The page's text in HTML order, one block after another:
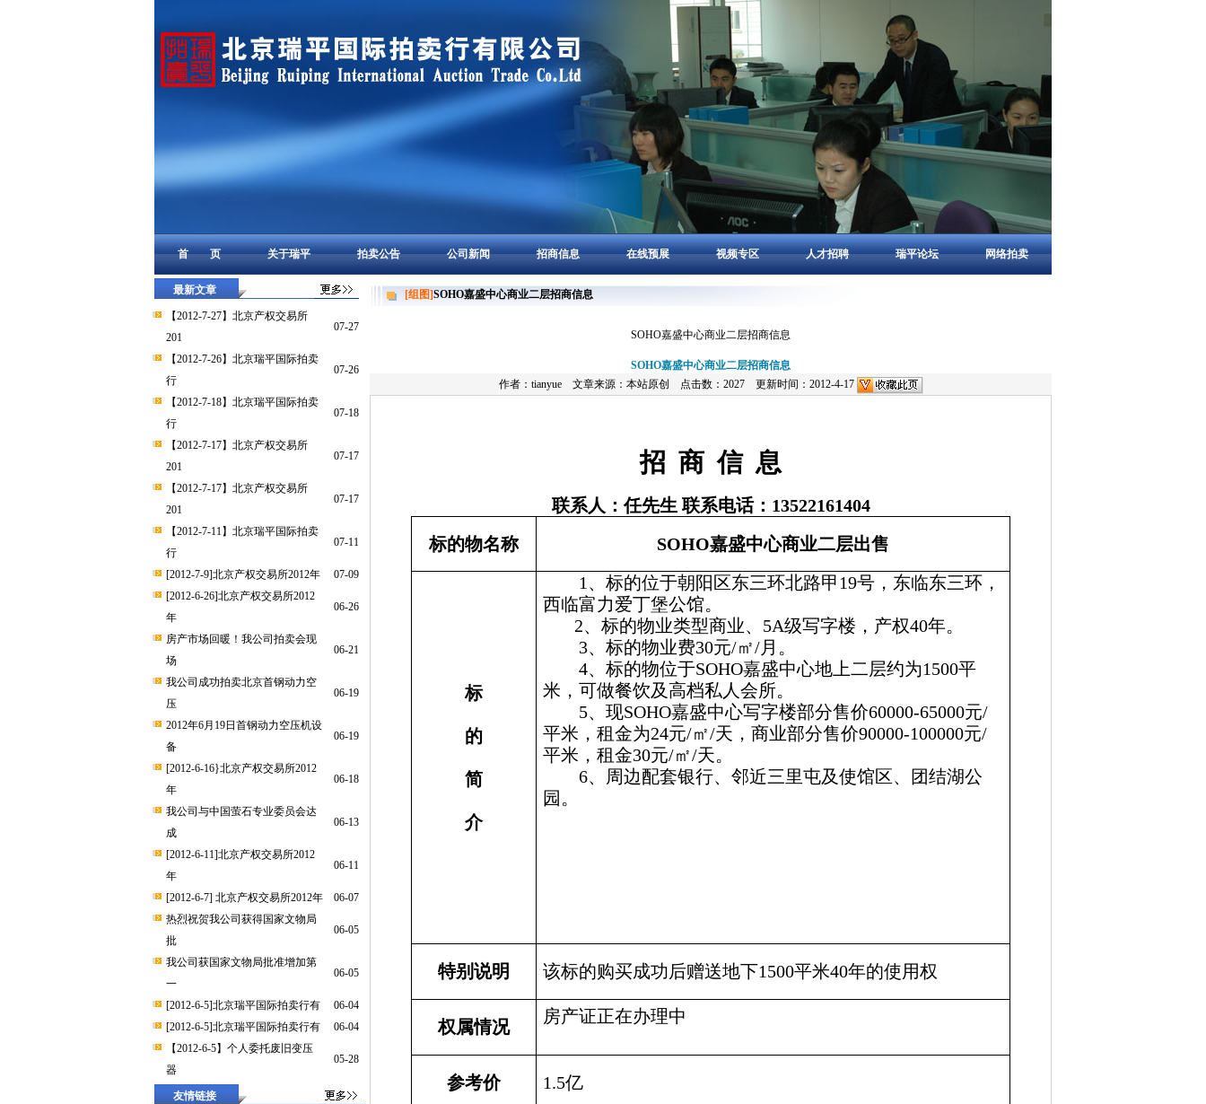
首 页 关于瑞平 拍卖公告 公司新闻 招商信息 在线预展 视频专区 人才招聘 瑞平论坛 网络拍卖
最新文章
【2012-7-27】北京产权交易所
201
07-27
【2012-7-26】北京瑞平国际拍卖
行
07-26
【2012-7-18】北京瑞平国际拍卖
行
07-18
【2012-7-17】北京产权交易所
201
07-17
【2012-7-17】北京产权交易所
201
07-17
【2012-7-11】北京瑞平国际拍卖
行
07-11
[2012-7-9]北京产权交易所2012年
07-09
[2012-6-26]北京产权交易所2012
年
06-26
房产市场回暖！我公司拍卖会现
场
06-21
我公司成功拍卖北京首钢动力空
压
06-19
2012年6月19日首钢动力空压机设
备
06-19
[2012-6-16}北京产权交易所2012
年
06-18
我公司与中国萤石专业委员会达
成
06-13
[2012-6-11]北京产权交易所2012
年
06-11
[2012-6-7] 北京产权交易所2012年
06-07
热烈祝贺我公司获得国家文物局
批
06-05
我公司获国家文物局批准增加第
一
06-05
[2012-6-5]北京瑞平国际拍卖行有
06-04
[2012-6-5]北京瑞平国际拍卖行有
06-04
【2012-6-5】个人委托废旧变压
器
05-28
友情链接
[组图]SOHO嘉盛中心商业二层招商信息
SOHO嘉盛中心商业二层招商信息
SOHO嘉盛中心商业二层招商信息
作者：tianyue 文章来源：本站原创 点击数：2027 更新时间：2012-4-17
招 商 信 息
联系人：任先生 联系电话： 13522161404
标的物名称
SOHO嘉盛中心商业二层出售
标
的
简
介
1 、标的位于朝阳区东三环北路甲19号，东临东三环，
西临富力爱丁堡公馆。
2、标的物业类型商业、 5A级写字楼，产权40年。
3、标的物业费30元/㎡/月。
4、标的物位于SOHO嘉盛中心地上二层约为1500平
米，可做餐饮及高档私人会所。
5、现SOHO嘉盛中心写字楼部分售价60000-65000元/
平米，租金为24元/㎡/天，商业部分售价90000-100000元/
平米，租金30元/㎡/天。
6、周边配套银行、邻近三里屯及使馆区、团结湖公
园。
特别说明 该标的购买成功后赠送地下1500平米40年的使用权
权属情况
房产证正在办理中
参考价 1.5亿